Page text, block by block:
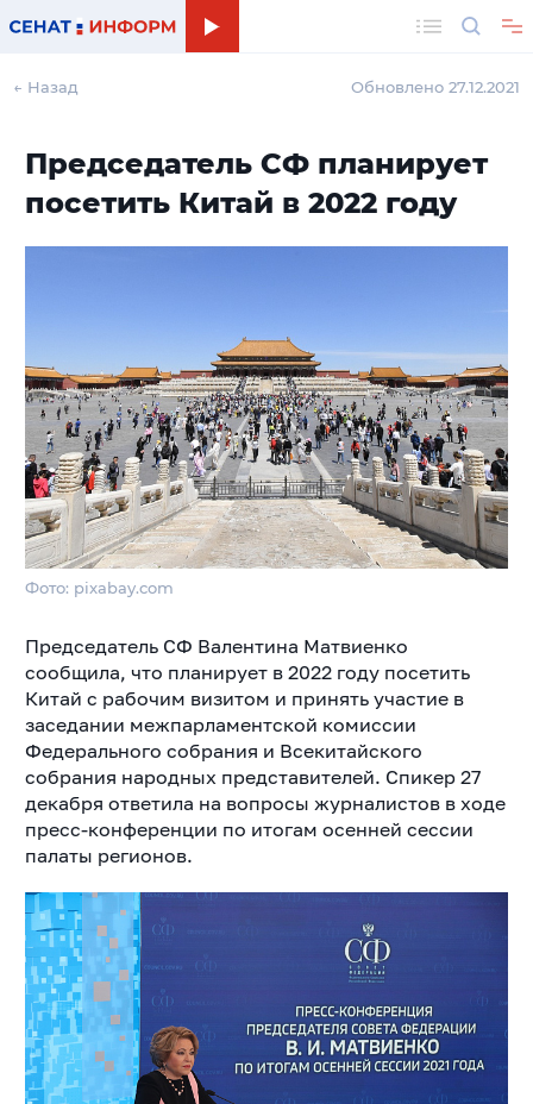
← Назад Обновлено 27.12.2021
Председатель СФ планирует
посетить Китай в 2022 году
Фото: pixabay.com
Председатель СФ Валентина Матвиенко
сообщила, что планирует в 2022 году посетить
Китай с рабочим визитом и принять участие в
заседании межпарламентской комиссии
Федерального собрания и Всекитайского
собрания народных представителей. Спикер 27
декабря ответила на вопросы журналистов в ходе
пресс-конференции по итогам осенней сессии
палаты регионов.